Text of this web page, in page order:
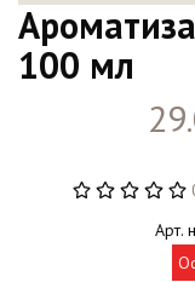
100 мл
Арт.